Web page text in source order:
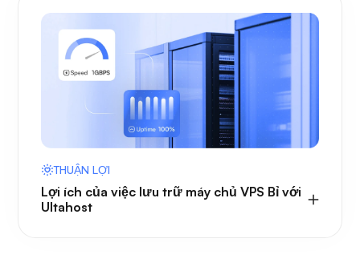
THUẬN LỢI
Lợi ích của việc lưu trữ máy chủ VPS Bỉ với
Ultahost